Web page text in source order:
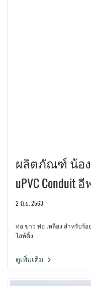
ผลิตภัณฑ์ น้อง
uPVC Conduit
2 มิ.ย. 2563
ท่อ ขาว ท่อ เหลือง สำหรับร้
ไลท์ติ้ง
ดูเพิ่มเติม